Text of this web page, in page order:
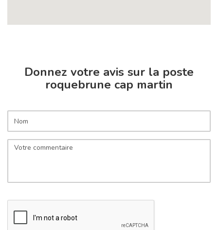
Donnez votre avis sur la poste
roquebrune cap martin